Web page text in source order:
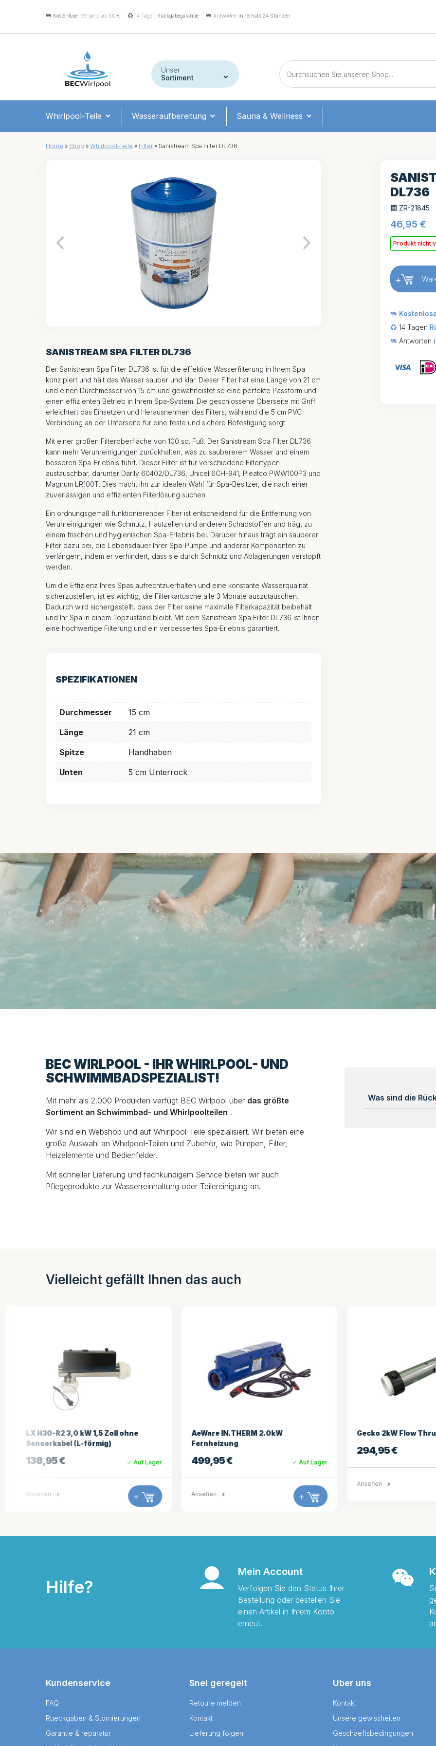
Kostenloser Versand ab 100 € 14 Tagen Rückgabegarantie Antworten innerhalb 24 Stunden
Unser
Sortiment
Whirlpool-Teile Wasseraufbereitung Sauna & Wellness
Home » Shop » Whirlpool-Teile » Filter » Sanistream Spa Filter DL736
SANISTREAM SPA FILTER DL736
Der Sanistream Spa Filter DL736 ist für die effektive Wasserfilterung in Ihrem Spa
konzipiert und hält das Wasser sauber und klar. Dieser Filter hat eine Länge von 21 cm
und einen Durchmesser von 15 cm und gewährleistet so eine perfekte Passform und
einen effizienten Betrieb in Ihrem Spa-System. Die geschlossene Oberseite mit Griff
erleichtert das Einsetzen und Herausnehmen des Filters, während die 5 cm PVC-
Verbindung an der Unterseite für eine feste und sichere Befestigung sorgt.
Mit einer großen Filteroberfläche von 100 sq. Fuß. Der Sanistream Spa Filter DL736
kann mehr Verunreinigungen zurückhalten, was zu saubererem Wasser und einem
besseren Spa-Erlebnis führt. Dieser Filter ist für verschiedene Filtertypen
austauschbar, darunter Darlly 60402/DL736, Unicel 6CH-941, Pleatco PWW100P3 und
Magnum LR100T. Dies macht ihn zur idealen Wahl für Spa-Besitzer, die nach einer
zuverlässigen und effizienten Filterlösung suchen.
Ein ordnungsgemäß funktionierender Filter ist entscheidend für die Entfernung von
Verunreinigungen wie Schmutz, Hautzellen und anderen Schadstoffen und trägt zu
einem frischen und hygienischen Spa-Erlebnis bei. Darüber hinaus trägt ein sauberer
Filter dazu bei, die Lebensdauer Ihrer Spa-Pumpe und anderer Komponenten zu
verlängern, indem er verhindert, dass sie durch Schmutz und Ablagerungen verstopft
werden.
Um die Effizienz Ihres Spas aufrechtzuerhalten und eine konstante Wasserqualität
sicherzustellen, ist es wichtig, die Filterkartusche alle 3 Monate auszutauschen.
Dadurch wird sichergestellt, dass der Filter seine maximale Filterkapazität beibehält
und Ihr Spa in einem Topzustand bleibt. Mit dem Sanistream Spa Filter DL736 ist Ihnen
eine hochwertige Filterung und ein verbessertes Spa-Erlebnis garantiert.
SPEZIFIKATIONEN
Durchmesser 15 cm
Länge 21 cm
Spitze Handhaben
Unten 5 cm Unterrock
DL736
ZR-21845
46,95€
Produkt nicht
+
14 Tagen
Antworten
BEC WIRLPOOL - IHR WHIRLPOOL- UND
SCHWIMMBADSPEZIALIST!
Mit mehr als 2.000 Produkten verfügt BEC Wirlpool über das größte
Sortiment an Schwimmbad- und Whirlpoolteilen .
Wir sind ein Webshop und auf Whirlpool-Teile spezialisiert. Wir bieten eine
große Auswahl an Whirlpool-Teilen und Zubehör, wie Pumpen, Filter,
Heizelemente und Bedienfelder.
Mit schneller Lieferung und fachkundigem Service bieten wir auch
Pflegeprodukte zur Wasserreinhaltung oder Teilereinigung an.
Was sind die
Vielleicht gefällt Ihnen das auch
LX H30-R2 3,0 kW 1,5 Zoll ohne
Sensorkabel (L-förmig)
138,95€ Auf Lager
Ansehen +
AeWare IN.THERM 2.0kW
Fernheizung
499,95€ Auf Lager
Ansehen +
Gecko 2kW Flow Thru
294,95€
Ansehen
Hilfe?
Mein Account
Verfolgen Sie den Status Ihrer
Bestellung oder bestellen Sie
einen Artikel in Ihrem Konto
erneut.
Kundenservice
FAQ
Rueckgaben & Stornierungen
Garantie & reparatur
Snel geregelt
Retoure melden
Kontakt
Lieferung folgen
Uber uns
Kontakt
Unsere gewissheiten
Geschaeftsbedingungen